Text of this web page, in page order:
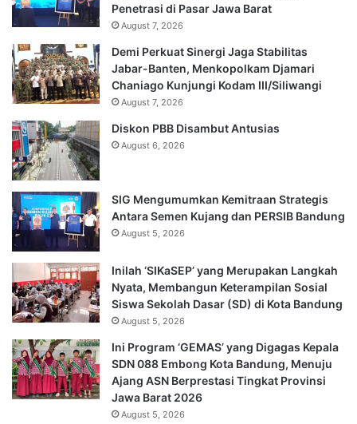
Penetrasi di Pasar Jawa Barat
August 7, 2026
Demi Perkuat Sinergi Jaga Stabilitas
Jabar-Banten, Menkopolkam Djamari
Chaniago Kunjungi Kodam III/Siliwangi
August 7, 2026
Diskon PBB Disambut Antusias
August 6, 2026
SIG Mengumumkan Kemitraan Strategis
Antara Semen Kujang dan PERSIB Bandung
August 5, 2026
Inilah ‘SIKaSEP’ yang Merupakan Langkah
Nyata, Membangun Keterampilan Sosial
Siswa Sekolah Dasar (SD) di Kota Bandung
August 5, 2026
Ini Program ‘GEMAS’ yang Digagas Kepala
SDN 088 Embong Kota Bandung, Menuju
Ajang ASN Berprestasi Tingkat Provinsi
Jawa Barat 2026
August 5, 2026